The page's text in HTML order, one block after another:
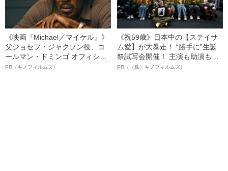
《映画『Michael／マイケル』》
父ジョセフ・ジャクソン役、コ
ールマン・ドミンゴ オフィシャ
ルインタビュー“観客を魅了した
PR（キノフィルムズ）
《祝59歳》日本中の【ステイサ
ム愛】が大暴走！ “勝手に”生誕
祭試写会開催！ 主演も助演も全
部ステイサム！「ステサミー
PR（（株）キノフィルムズ）